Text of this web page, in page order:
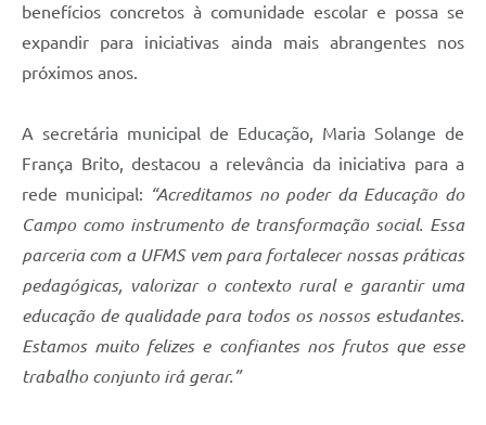
benefícios concretos à comunidade escolar e possa se
expandir para iniciativas ainda mais abrangentes nos
próximos anos.
A secretária municipal de Educação, Maria Solange de
França Brito, destacou a relevância da iniciativa para a
rede municipal: “Acreditamos no poder da Educação do
Campo como instrumento de transformação social. Essa
parceria com a UFMS vem para fortalecer nossas práticas
pedagógicas, valorizar o contexto rural e garantir uma
educação de qualidade para todos os nossos estudantes.
Estamos muito felizes e confiantes nos frutos que esse
trabalho conjunto irá gerar.”